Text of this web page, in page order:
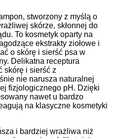
stworzony z myślą o
skórze, skłonnej do
To kosmetyk oparty na
ekstrakty ziołowe i
o skórę i sierść psa w
Delikatna receptura
skórę i sierść z
nie narusza naturalnej
fizjologicznego pH. Dzięki
nawet u bardzo
na klasyczne kosmetyki
i bardziej wrażliwa niż